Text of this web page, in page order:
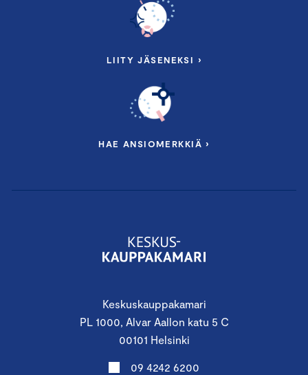
Keskuskauppakamari
PL 1000, Alvar Aallon katu 5 C
00101 Helsinki
09 4242 6200
LIITY JÄSENEKSI ›
HAE ANSIOMERKKIÄ ›